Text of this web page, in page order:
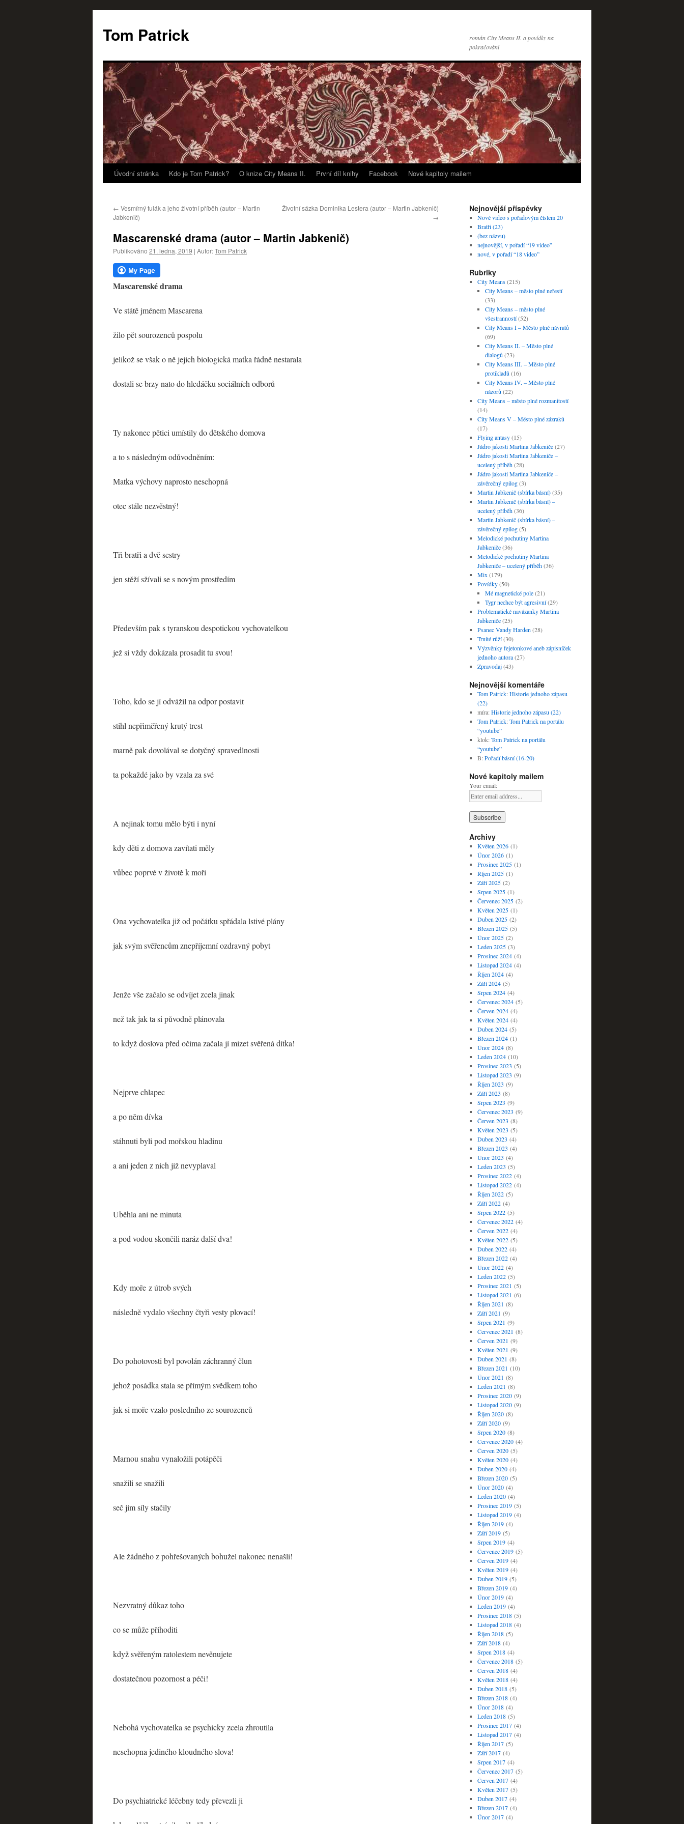
Tom Patrick
román City Means II. a povídky na
pokračování
Přejít
obsahu
Úvodní stránka Kdo je Tom Patrick? O knize City Means II. První díl knihy Facebook Nové kapitoly mailem
← Vesmírný tulák a jeho životní příběh (autor – Martin
Jabkenič)
Životní sázka Dominika Lestera (autor – Martin Jabkenič)
→
Mascarenské drama (autor – Martin Jabkenič)
Publikováno 21. ledna, 2019 | Autor:Tom Patrick
Mascarenské drama
Ve státě jménem Mascarena
žilo pět sourozenců pospolu
jelikož se však o ně jejich biologická matka řádně nestarala
dostali se brzy nato do hledáčku sociálních odborů
Ty nakonec pětici umístily do dětského domova
a to s následným odůvodněním:
Matka výchovy naprosto neschopná
otec stále nezvěstný!
Tři bratři a dvě sestry
jen stěží sžívali se s novým prostředím
Především pak s tyranskou despotickou vychovatelkou
jež si vždy dokázala prosadit tu svou!
Toho, kdo se jí odvážil na odpor postavit
stihl nepřiměřený krutý trest
marně pak dovolával se dotyčný spravedlnosti
ta pokaždé jako by vzala za své
A nejinak tomu mělo býti i nyní
kdy děti z domova zavítati měly
vůbec poprvé v životě k moři
Ona vychovatelka již od počátku spřádala lstivé plány
jak svým svěřencům znepříjemní ozdravný pobyt
Jenže vše začalo se odvíjet zcela jinak
než tak jak ta si původně plánovala
to když doslova před očima začala jí mizet svěřená dítka!
Nejprve chlapec
a po něm dívka
stáhnuti byli pod mořskou hladinu
a ani jeden z nich již nevyplaval
Uběhla ani ne minuta
a pod vodou skončili naráz další dva!
Kdy moře z útrob svých
následně vydalo všechny čtyři vesty plovací!
Do pohotovosti byl povolán záchranný člun
jehož posádka stala se přímým svědkem toho
jak si moře vzalo posledního ze sourozenců
Marnou snahu vynaložili potápěči
snažili se snažili
seč jim síly stačily
Ale žádného z pohřešovaných bohužel nakonec nenašli!
Nezvratný důkaz toho
co se může přihoditi
když svěřeným ratolestem nevěnujete
dostatečnou pozornost a péči!
Nebohá vychovatelka se psychicky zcela zhroutila
neschopna jediného kloudného slova!
Do psychiatrické léčebny tedy převezli ji
Nejnovější příspěvky
Nové video s pořadovým číslem 20
Bratři (23)
(bez názvu)
nejnovější, v pořadí “19 video”
nové, v pořadí “18 video”
Rubriky
City Means(215)
City Means – město plné neřestí
(33)
City Means – město plné
všestranností(52)
City Means I – Město plné návratů
(69)
City Means II. – Město plné
dialogů (23)
City Means III. – Město plné
protikladů (16)
City Means IV. – Město plné
názorů (22)
City Means – město plné rozmanitostí
(14)
City Means V – Město plné zázraků
(17)
Flying antasy(15)
Jádro jakosti Martina Jabkeniče(27)
Jádro jakosti Martina Jabkeniče –
ucelený příběh(28)
Jádro jakosti Martina Jabkeniče –
závěrečný epilog(3)
Martin Jabkenič (sbírka básní)(35)
Martin Jabkenič (sbírka básní) –
ucelený příběh(36)
Martin Jabkenič (sbírka básní) –
závěrečný epilog(5)
Melodické pochutiny Martina
Jabkeniče(36)
Melodické pochutiny Martina
Jabkeniče – ucelený příběh(36)
Mix (179)
Povídky(50)
Mé magnetické pole(21)
Tygr nechce být agresivní(29)
Problematické navázanky Martina
Jabkeniče(25)
Psanec Vandy Harden (28)
Trnité růží(30)
Výzvěnky fejetonkové aneb zápisníček
jednoho autora(27)
Zpravodaj(43)
Nejnovější komentáře
Tom Patrick:Historie jednoho zápasu
(22)
míra:Historie jednoho zápasu (22)
Tom Patrick:Tom Patrick na portálu
“youtube”
klok:Tom Patrick na portálu
“youtube”
B:Pořadí básní (16-20)
Nové kapitoly mailem
Your email:
Archivy
Květen 2026(1)
Únor 2026(1)
Prosinec 2025(1)
Říjen 2025(1)
Září 2025(2)
Srpen 2025(1)
Červenec 2025(2)
Květen 2025(1)
Duben 2025(2)
Březen 2025(5)
Únor 2025(2)
Leden 2025(3)
Prosinec 2024(4)
Listopad 2024(4)
Říjen 2024(4)
Září 2024(5)
Srpen 2024(4)
Červenec 2024(5)
Červen 2024(4)
Květen 2024(4)
Duben 2024(5)
Březen 2024(1)
Únor 2024(8)
Leden 2024(10)
Prosinec 2023 (5)
Listopad 2023 (9)
Říjen 2023 (9)
Září 2023 (8)
Srpen 2023 (9)
Červenec 2023 (9)
Červen 2023 (8)
Květen 2023 (5)
Duben 2023 (4)
Březen 2023 (4)
Únor 2023 (4)
Leden 2023 (5)
Prosinec 2022(4)
Listopad 2022(4)
Říjen 2022(5)
Září 2022(4)
Srpen 2022(5)
Červenec 2022(4)
Červen 2022(4)
Květen 2022(5)
Duben 2022(4)
Březen 2022(4)
Únor 2022(4)
Leden 2022(5)
Prosinec 2021 (5)
Listopad 2021 (6)
Říjen 2021 (8)
Září 2021 (9)
Srpen 2021 (9)
Červenec 2021 (8)
Červen 2021 (9)
Květen 2021 (9)
Duben 2021 (8)
Březen 2021 (10)
Únor 2021 (8)
Leden 2021 (8)
Prosinec 2020(9)
Listopad 2020(9)
Říjen 2020(8)
Září 2020(9)
Srpen 2020(8)
Červenec 2020(4)
Červen 2020(5)
Květen 2020(4)
Duben 2020(4)
Březen 2020(5)
Únor 2020(4)
Leden 2020(4)
Prosinec 2019(5)
Listopad 2019(4)
Říjen 2019(4)
Září 2019(5)
Srpen 2019(4)
Červenec 2019(5)
Červen 2019(4)
Květen 2019(4)
Duben 2019(5)
Březen 2019(4)
Únor 2019(4)
Leden 2019(4)
Prosinec 2018(5)
Listopad 2018(4)
Říjen 2018(5)
Září 2018(4)
Srpen 2018(4)
Červenec 2018(5)
Červen 2018(4)
Květen 2018(4)
Duben 2018(5)
Březen 2018(4)
Únor 2018(4)
Leden 2018(5)
Prosinec 2017(4)
Listopad 2017(4)
Říjen 2017(5)
Září 2017(4)
Srpen 2017(4)
Červenec 2017(5)
Červen 2017(4)
Květen 2017(5)
Duben 2017(4)
Březen 2017(4)
Únor 2017(4)